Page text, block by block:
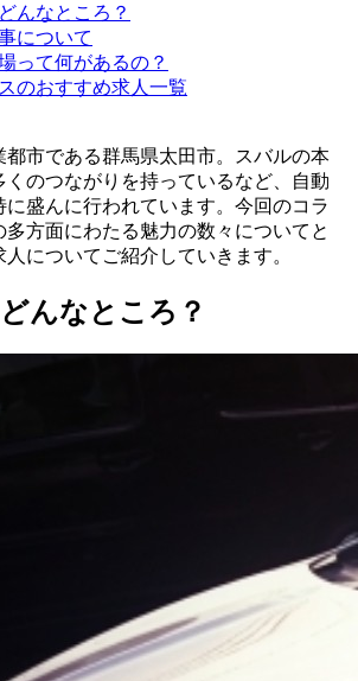
んなところ？
について
って何があるの？
のおすすめ求人一覧
都市である群馬県太田市。スバルの本
くのつながりを持っているなど、自動
盛んに行われています。今回のコラ
多方面にわたる魅力の数々についてと
についてご紹介していきます。
んなところ？